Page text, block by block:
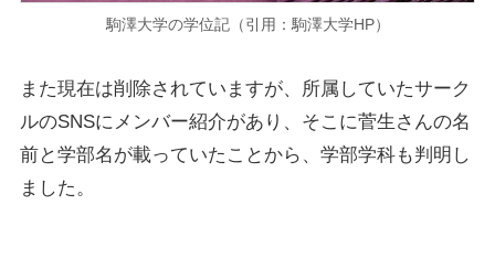
駒澤大学の学位記（引用：駒澤大学HP）
また現在は削除されていますが、所属していたサーク
ルのSNSにメンバー紹介があり、そこに菅生さんの名
前と学部名が載っていたことから、学部学科も判明し
ました。